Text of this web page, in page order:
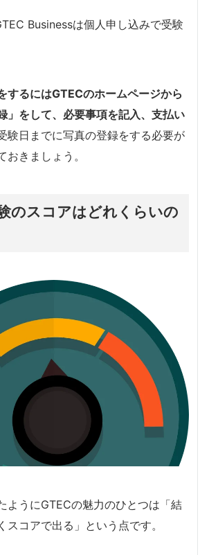
Businessは個人申し込みで受験
するにはGTECのホームページから
」をして、必要事項を記入、支払い
験日までに写真の登録をする必要が
おきましょう。
のスコアはどれくらいの
ようにGTECの魅力のひとつは「結
スコアで出る」という点です。